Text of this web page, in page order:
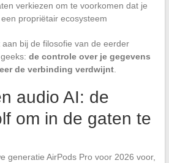
verkiezen om te voorkomen dat je
propriëtair ecosysteem
bij de filosofie van de eerder
de controle over je gegevens
de verbinding verdwijnt.
audio AI: de
om in de gaten te
generatie AirPods Pro voor 2026 voor,